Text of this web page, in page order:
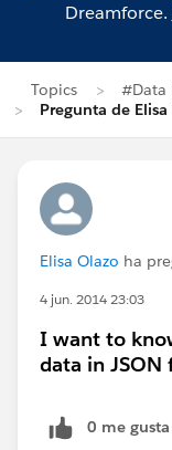
Dreamforce.
Topics
#Data
Pregunta de
Elisa Olazo ha
4 jun. 2014 23:03
I want to
data in JSON
0 me gusta